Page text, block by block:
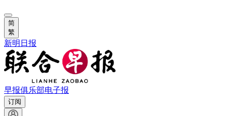
简
繁
新明日报
早报俱乐部电子报
订阅